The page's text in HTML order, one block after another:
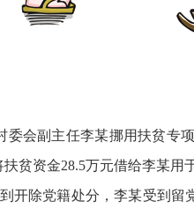
会副主任李某挪用扶贫专
贫资金28.5万元借给李某用
开除党籍处分，李某受到留